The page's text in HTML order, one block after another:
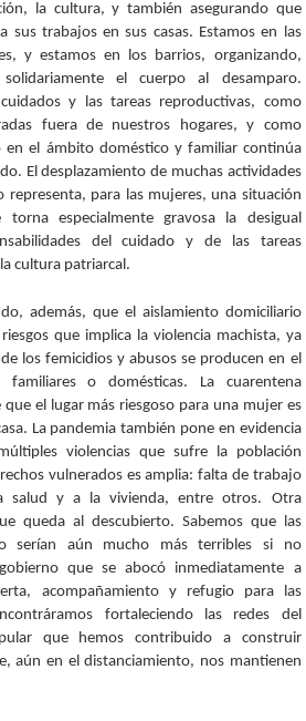
la cultura, y también asegurando que
sus trabajos en sus casas. Estamos en las
y estamos en los barrios, organizando,
el cuerpo al desamparo.
y las tareas reproductivas, como
fuera de nuestros hogares, y como
en el ámbito doméstico y familiar continúa
El desplazamiento de muchas actividades
representa, para las mujeres, una situación
especialmente gravosa la desigual
del cuidado y de las tareas
cultura patriarcal.
además, que el aislamiento domiciliario
que implica la violencia machista, ya
los femicidios y abusos se producen en el
o domésticas. La cuarentena
el lugar más riesgoso para una mujer es
La pandemia también pone en evidencia
violencias que sufre la población
vulnerados es amplia: falta de trabajo
salud y a la vivienda, entre otros. Otra
queda al descubierto. Sabemos que las
serían aún mucho más terribles si no
que se abocó inmediatamente a
acompañamiento y refugio para las
fortaleciendo las redes del
que hemos contribuido a construir
aún en el distanciamiento, nos mantienen